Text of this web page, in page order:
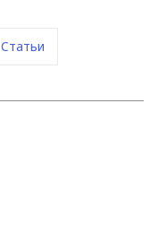
Статьи